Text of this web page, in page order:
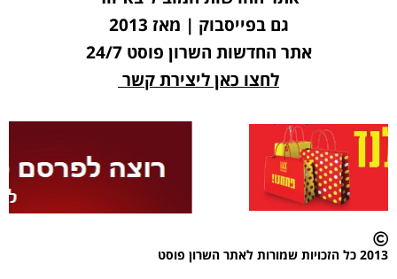
גם בפייסבוק | מאז 2013
אתר החדשות השרון פוסט 24/7
לחצו כאן ליצירת קשר
2013 כל הזכויות שמורות לאתר השרון פוסט